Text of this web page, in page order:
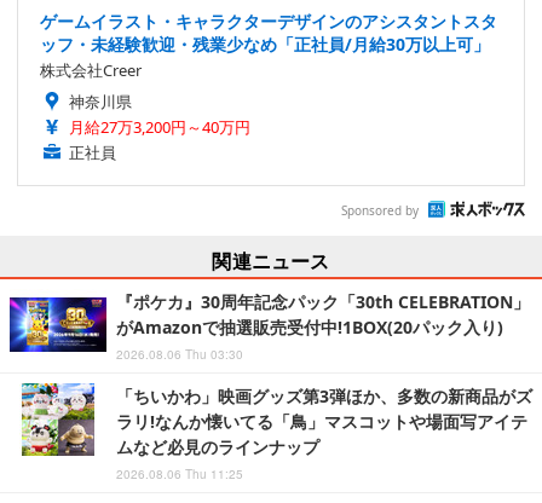
ゲームイラスト・キャラクターデザインのアシスタントスタ
ッフ・未経験歓迎・残業少なめ「正社員/月給30万以上可」
株式会社Creer
神奈川県
月給27万3,200円～40万円
正社員
Sponsored by
関連ニュース
『ポケカ』30周年記念パック「30th CELEBRATION」
がAmazonで抽選販売受付中!1BOX(20パック入り)
2026.08.06 Thu 03:30
「ちいかわ」映画グッズ第3弾ほか、多数の新商品がズ
ラリ!なんか懐いてる「鳥」マスコットや場面写アイテ
ムなど必見のラインナップ
2026.08.06 Thu 11:25